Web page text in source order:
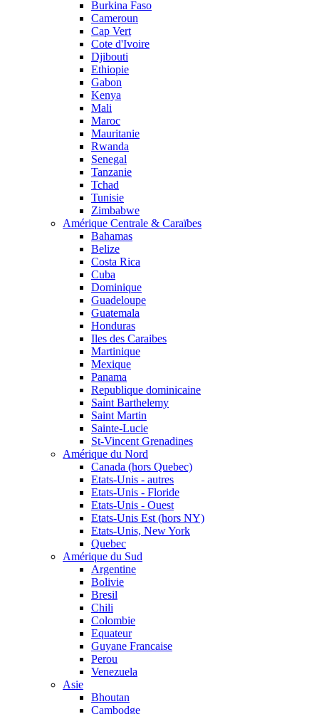
Burkina Faso
Cameroun
Cap Vert
Cote d'Ivoire
Djibouti
Ethiopie
Gabon
Kenya
Mali
Maroc
Mauritanie
Rwanda
Senegal
Tanzanie
Tchad
Tunisie
Zimbabwe
Amérique Centrale & Caraïbes
Bahamas
Belize
Costa Rica
Cuba
Dominique
Guadeloupe
Guatemala
Honduras
Iles des Caraibes
Martinique
Mexique
Panama
Republique dominicaine
Saint Barthelemy
Saint Martin
Sainte-Lucie
St-Vincent Grenadines
Amérique du Nord
Canada (hors Quebec)
Etats-Unis - autres
Etats-Unis - Floride
Etats-Unis - Ouest
Etats-Unis Est (hors NY)
Etats-Unis, New York
Quebec
Amérique du Sud
Argentine
Bolivie
Bresil
Chili
Colombie
Equateur
Guyane Francaise
Perou
Venezuela
Asie
Bhoutan
Cambodge